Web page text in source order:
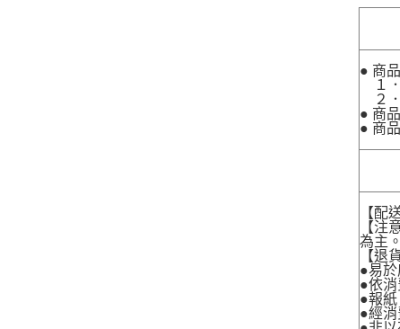
● 商
１．
２．
● 商
● 商
【配
【注
為主。
【退
●易於
●依消
●報紙
●經消